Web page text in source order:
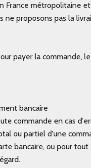
France métropolitaine
ne proposons pas la
payer la commande,
bancaire
commande en cas
ou partiel d'une
bancaire, ou pour